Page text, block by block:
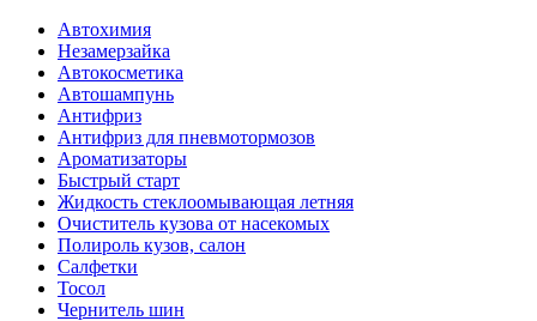
Автохимия
Незамерзайка
Автокосметика
Автошампунь
Антифриз
Антифриз для пневмотормозов
Ароматизаторы
Быстрый старт
Жидкость стеклоомывающая летняя
Очиститель кузова от насекомых
Полироль кузов, салон
Салфетки
Тосол
Чернитель шин